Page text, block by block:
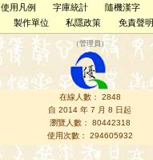
使用凡例 字庫統計 隨機漢字
製作單位 私隱政策 免責聲明
（管理員 ）
在線人數： 2848
自 2014 年 7 月 8 日起
瀏覽人數： 80442318
使用次數： 294605932